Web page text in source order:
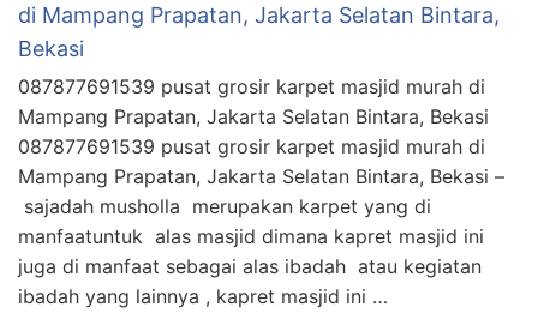
di Mampang Prapatan, Jakarta Selatan Bintara,
Bekasi
087877691539 pusat grosir karpet masjid murah di
Mampang Prapatan, Jakarta Selatan Bintara, Bekasi
087877691539 pusat grosir karpet masjid murah di
Mampang Prapatan, Jakarta Selatan Bintara, Bekasi –
sajadah musholla merupakan karpet yang di
manfaatuntuk alas masjid dimana kapret masjid ini
juga di manfaat sebagai alas ibadah atau kegiatan
ibadah yang lainnya , kapret masjid ini …